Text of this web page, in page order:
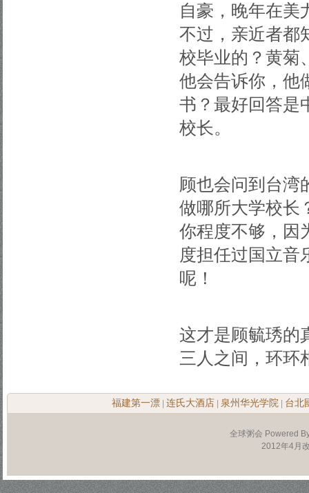
自豪，晚年在美
不过，亲近者都
校毕业的？黄菊
他会告诉你，他
书？最好回答是
校长。
顾也会问到台湾
做哪所大学校长
你程度不够，因
度担任过国立音
呢！
这才是顾毓琇的
三人之间，环环
福建第一漂 连氏大酒店 泉州华光学院 台北
全球粥会 Powered
2012年4月